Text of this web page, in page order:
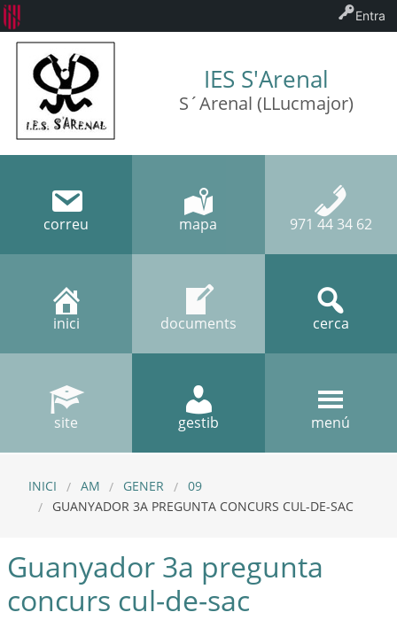
IES S'Arenal
S´Arenal (LLucmajor)
correu mapa 971 44 34 62
inici documents cerca
site gestib menú
INICI AM GENER
09
GUANYADOR 3A PREGUNTA CONCURS CUL-DE-SAC
Guanyador 3a pregunta
concurs cul-de-sac
Entra